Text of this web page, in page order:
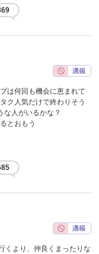
は何回も機会に恵まれて
ク人気だけで終わりそう
な人がいるかな？
とおもう
くより、仲良くまったりな